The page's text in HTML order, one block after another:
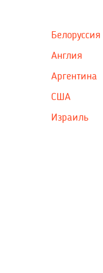
Белоруссия
Англия
Аргентина
США
Израиль